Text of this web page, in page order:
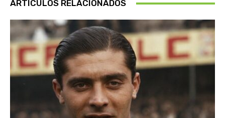
ARTÍCULOS RELACIONADOS